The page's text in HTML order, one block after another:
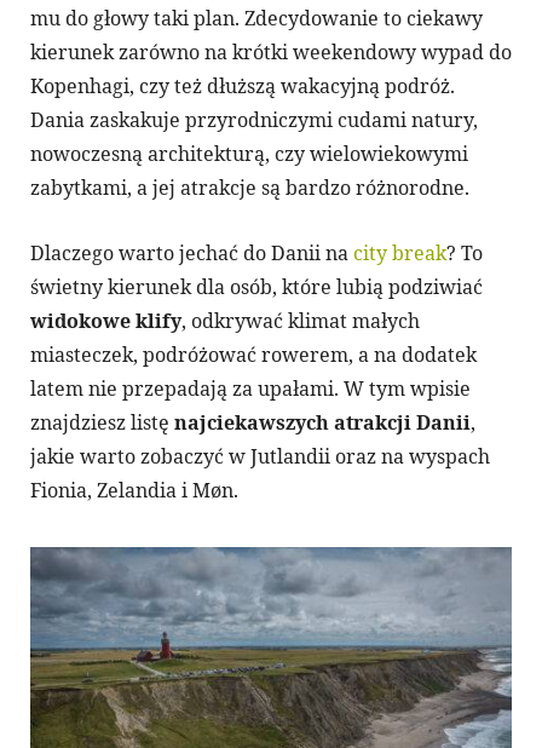
mu do głowy taki plan. Zdecydowanie to ciekawy
kierunek zarówno na krótki weekendowy wypad do
Kopenhagi, czy też dłuższą wakacyjną podróż.
Dania zaskakuje przyrodniczymi cudami natury,
nowoczesną architekturą, czy wielowiekowymi
zabytkami, a jej atrakcje są bardzo różnorodne.
Dlaczego warto jechać do Danii nacity break? To
świetny kierunek dla osób, które lubią podziwiać
widokowe klify, odkrywać klimat małych
miasteczek, podróżować rowerem, a na dodatek
latem nie przepadają za upałami. W tym wpisie
znajdziesz listę najciekawszych atrakcji Danii,
jakie warto zobaczyć w Jutlandii oraz na wyspach
Fionia, Zelandia i Møn.